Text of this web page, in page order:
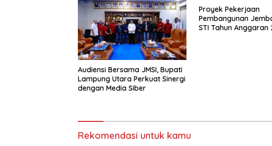
Audiensi Bersama JMSI, Bupati
Lampung Utara Perkuat Sinergi
dengan Media Siber
Proyek Pekerjaan
Pembangunan
STI Tahun Anggaran
Rekomendasi untuk kamu